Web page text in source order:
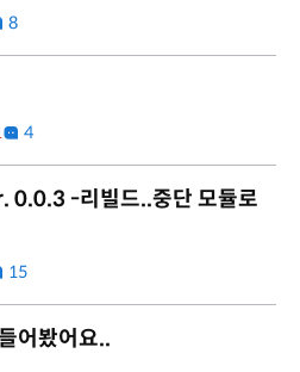
8
4
0.0.3 -리빌드..중단 모듈로
15
어봤어요..